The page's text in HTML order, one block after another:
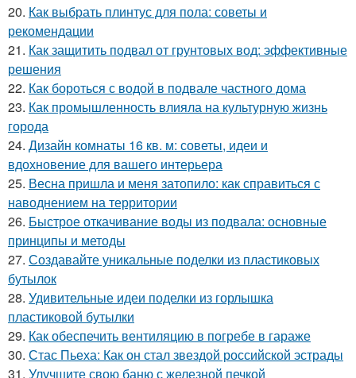
20. Как выбрать плинтус для пола: советы и
рекомендации
21. Как защитить подвал от грунтовых вод: эффективные
решения
22. Как бороться с водой в подвале частного дома
23. Как промышленность влияла на культурную жизнь
города
24. Дизайн комнаты 16 кв. м: советы, идеи и
вдохновение для вашего интерьера
25. Весна пришла и меня затопило: как справиться с
наводнением на территории
26. Быстрое откачивание воды из подвала: основные
принципы и методы
27. Создавайте уникальные поделки из пластиковых
бутылок
28. Удивительные идеи поделки из горлышка
пластиковой бутылки
29. Как обеспечить вентиляцию в погребе в гараже
30. Стас Пьеха: Как он стал звездой российской эстрады
31. Улучшите свою баню с железной печкой